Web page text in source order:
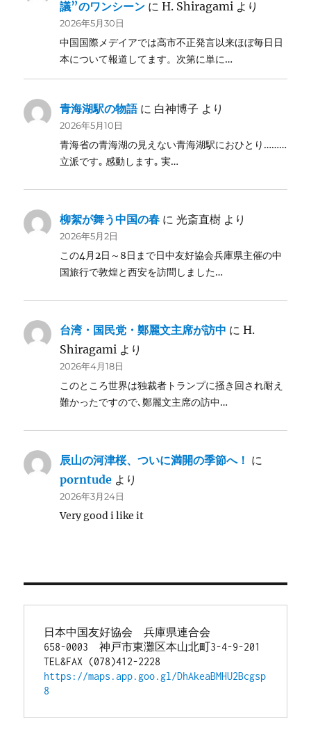
議”のワンシーン にH. Shiragami より
2026年5月30日
中国国際メデイアでは高市不正発言以来ほぼ毎日日
本について報道してます。次第に単に…
青海湖駅の物語に 白神博子 より
2026年5月10日
青海省の青海湖の見えない青海湖駅におひとり………
立派です｡ 感動します｡ 実…
柳絮が舞う中国の春 に光斎直樹 より
2026年5月2日
この4月2日～8日まで日中友好協会兵庫県主催の中
国旅行で敦煌と西安を訪問しました…
台湾・国民党・鄭麗文主席が訪中 にH.
Shiragami より
2026年4月18日
このところ世界は独裁者トランプに掻き回され耐え
難かったですので､鄭麗文主席の訪中…
辰山の河津桜、ついに満開の季節へ！ に
porntude より
2026年3月24日
Very good i like it
日本中国友好協会　兵庫県連合会
658-0003　神戸市東灘区本山北町3-4-9-201
TEL&FAX (078)412-2228
https://maps.app.goo.gl/DhAkeaBMHU2Bcgsp
8